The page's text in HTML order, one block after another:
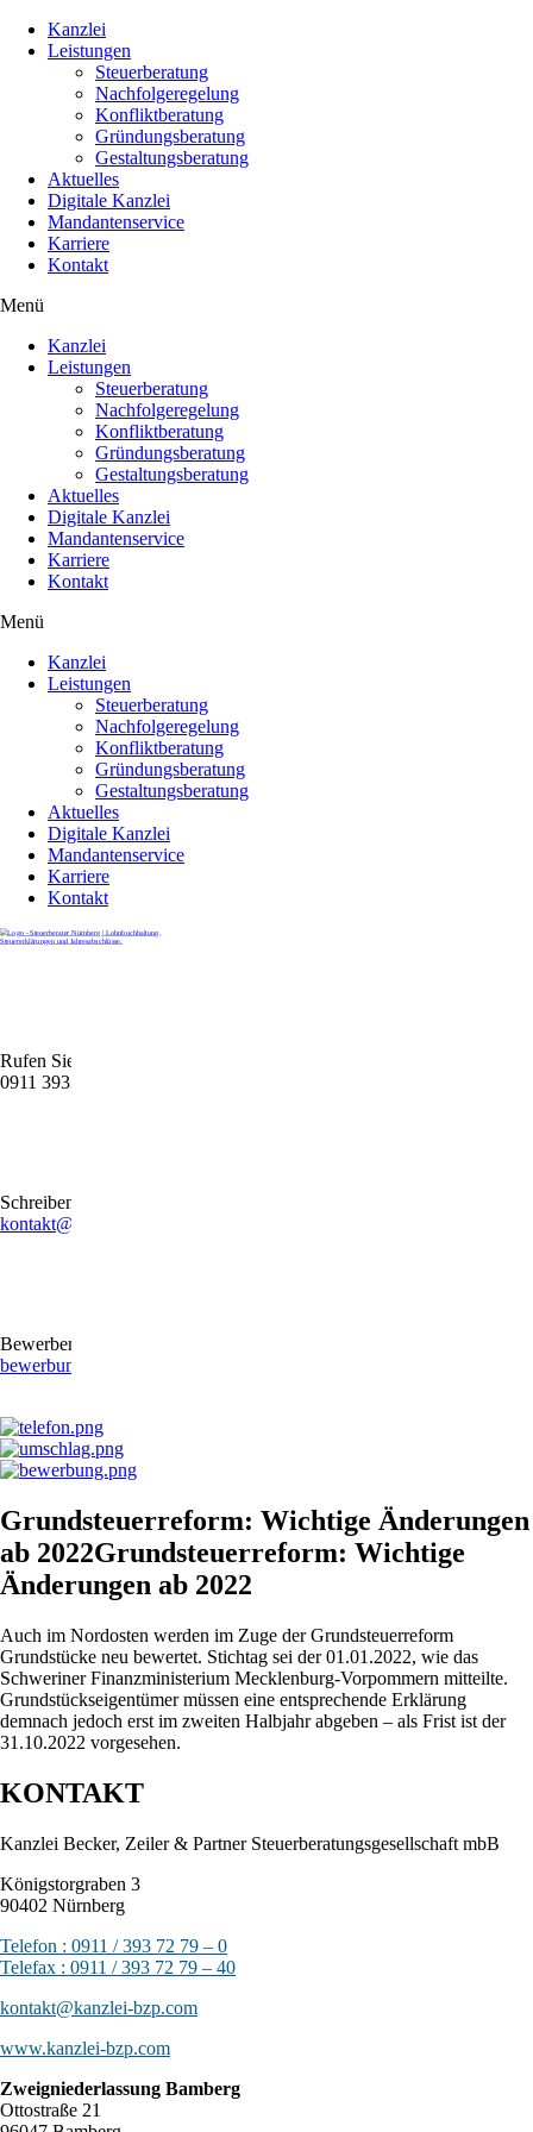
Kanzlei
Leistungen
Steuerberatung
Nachfolgeregelung
Konfliktberatung
Gründungsberatung
Gestaltungsberatung
Aktuelles
Digitale Kanzlei
Mandantenservice
Karriere
Kontakt
Menü
Kanzlei
Leistungen
Steuerberatung
Nachfolgeregelung
Konfliktberatung
Gründungsberatung
Gestaltungsberatung
Aktuelles
Digitale Kanzlei
Mandantenservice
Karriere
Kontakt
Menü
Kanzlei
Leistungen
Steuerberatung
Nachfolgeregelung
Konfliktberatung
Gründungsberatung
Gestaltungsberatung
Aktuelles
Digitale Kanzlei
Mandantenservice
Karriere
Kontakt
Rufen Sie uns gerne an
0911 39372790
Schreiben Sie uns gerne eine E-Mail
kontakt@stb-becker-zeiler.de
Bewerben Sie sich online oder per E-Mail
bewerbung@stb-becker-zeiler.de
Grundsteuerreform: Wichtige Änderungen
ab 2022Grundsteuerreform: Wichtige
Änderungen ab 2022
Auch im Nordosten werden im Zuge der Grundsteuerreform
Grundstücke neu bewertet. Stichtag sei der 01.01.2022, wie das
Schweriner Finanzministerium Mecklenburg-Vorpommern mitteilte.
Grundstückseigentümer müssen eine entsprechende Erklärung
demnach jedoch erst im zweiten Halbjahr abgeben – als Frist ist der
31.10.2022 vorgesehen.
KONTAKT
Kanzlei Becker, Zeiler & Partner Steuerberatungsgesellschaft mbB
Königstorgraben 3
90402 Nürnberg
Telefon : 0911 / 393 72 79 – 0
Telefax : 0911 / 393 72 79 – 40
kontakt@kanzlei-bzp.com
www.kanzlei-bzp.com
Zweigniederlassung Bamberg
Ottostraße 21